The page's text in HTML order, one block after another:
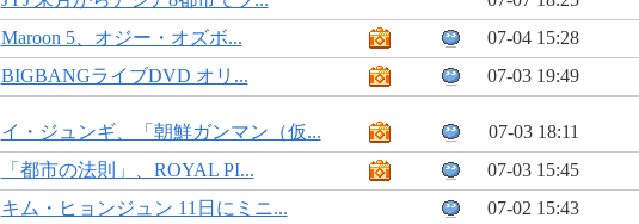
Maroon 5、オジー・オズボ...
07-04 15:28
BIGBANGライブDVD オリ...
07-03 19:49
イ・ジュンギ、「朝鮮ガンマン（仮...
07-03 18:11
「都市の法則」、ROYAL PI...
07-03 15:45
キム・ヒョンジュン 11日にミニ...
07-02 15:43